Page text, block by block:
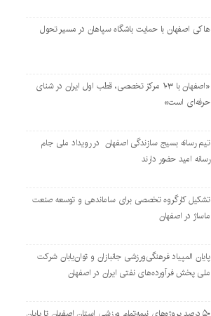
هاکی اصفهان با حمایت باشگاه سپاهان در مسیر تحول
«اصفهان با ۱۰۳ مرکز تخصصی، قطب اول ایران در شنای
حرفه‌ای است»
تیم رسانه بسیج سازندگی اصفهان در رویداد ملی جام
رسانه امید حضور دارند
تشکیل کارگروه تخصصی برای ساماندهی و توسعه صنعت
ماساژ در اصفهان
پایان المپیاد فرهنگی‌ورزشی جانبازان و توان‌یابان شرکت
ملی پخش فرآورده‌های نفتی ایران در اصفهان
۵۰ درصد پروژه‌های نیمه‌تمام ورزشی استان اصفهان تا پایان